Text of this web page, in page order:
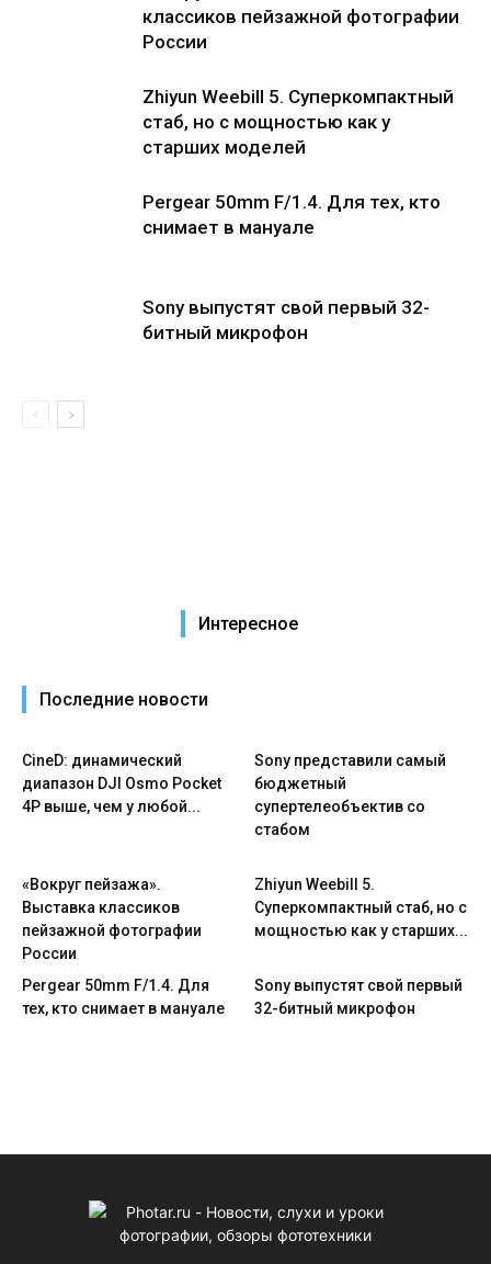
классиков пейзажной фотографии
России
Zhiyun Weebill 5. Cуперкомпактный
стаб, но с мощностью как у
старших моделей
Pergear 50mm F/1.4. Для тех, кто
снимает в мануале
Sony выпустят свой первый 32-
битный микрофон
Интересное
Последние новости
CineD: динамический
диапазон DJI Osmo Pocket
4P выше, чем у любой...
Sony представили самый
бюджетный
супертелеобъектив со
стабом
«Вокруг пейзажа».
Выставка классиков
пейзажной фотографии
России
Zhiyun Weebill 5.
Cуперкомпактный стаб, но с
мощностью как у старших...
Pergear 50mm F/1.4. Для
тех, кто снимает в мануале
Sony выпустят свой первый
32-битный микрофон